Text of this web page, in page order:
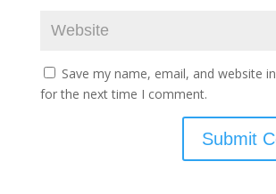
Save my name, email, and website
for the next time I comment.